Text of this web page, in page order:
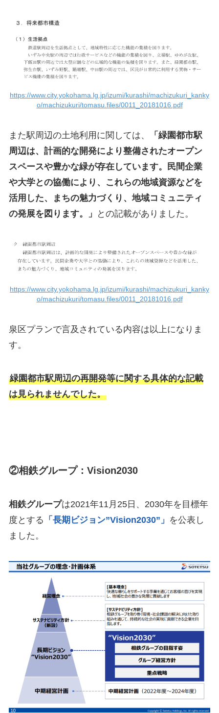
https://www.city.yokohama.lg.jp/izumi/kurashi/machizukuri_kanky
o/machizukuri/tomasu.files/0011_20181016.pdf
また駅周辺の土地利用に関しては、
「緑園都市駅
周辺は、計画的な開発により整備されたオープン
スペースや豊かな緑が存在しています。民間企業
や大学との協働により、これらの地域資源などを
活用した、まちの魅力づくり、地域コミュニティ
の発展を図ります。」
との記載がありました。
https://www.city.yokohama.lg.jp/izumi/kurashi/machizukuri_kanky
o/machizukuri/tomasu.files/0011_20181016.pdf
泉区プランで言及されている内容は以上になりま
す。
緑園都市駅周辺の再開発等に関する具体的な記載
は見られませんでした。
②相鉄グループ：Vision2030
相鉄グループは2021年11月25日、2030年を目標年
度とする 「長期ビジョン”Vision2030”」 を公表し
ました。